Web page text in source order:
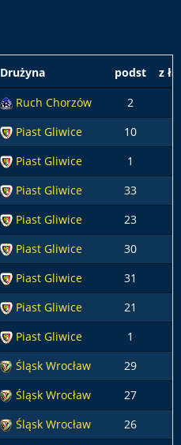
Drużyna podst
z
Ruch Chorzów
2
Piast Gliwice 10
Piast Gliwice
1
Piast Gliwice 33
Piast Gliwice 23
Piast Gliwice 30
Piast Gliwice
31
Piast Gliwice 21
Piast Gliwice
1
Śląsk Wrocław 29
Śląsk Wrocław 27
Śląsk Wrocław 26